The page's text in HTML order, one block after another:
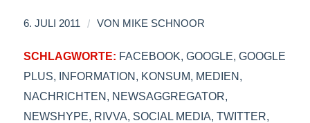
6. JULI 2011 / VON MIKE SCHNOOR
SCHLAGWORTE: FACEBOOK, GOOGLE, GOOGLE
PLUS, INFORMATION, KONSUM, MEDIEN,
NACHRICHTEN, NEWSAGGREGATOR,
NEWSHYPE, RIVVA, SOCIAL MEDIA, TWITTER,